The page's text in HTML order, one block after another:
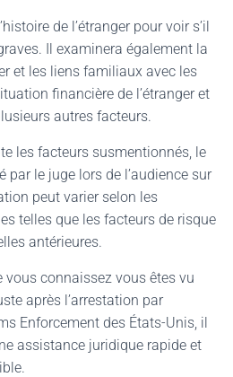
de l’étranger pour voir s’il
Il examinera également la
et les liens familiaux avec les
financière de l’étranger et
autres facteurs.
les facteurs susmentionnés, le
le juge lors de l’audience sur
peut varier selon les
telles que les facteurs de risque
antérieures.
vous connaissez vous êtes vu
après l’arrestation par
Enforcement des États-Unis, il
assistance juridique rapide et